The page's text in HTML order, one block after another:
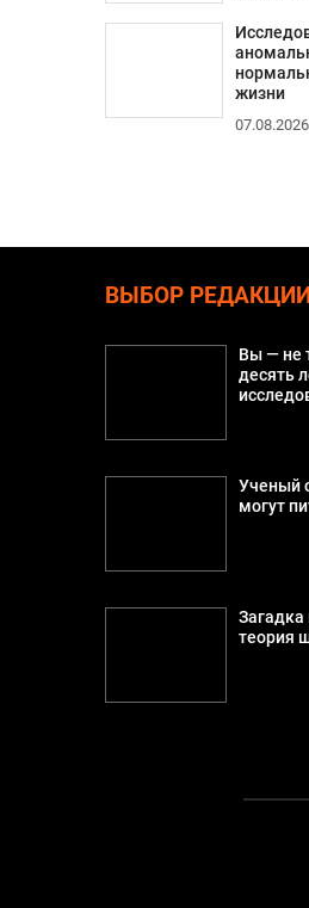
жизни
07.08.2026
ВЫБОР
Вы — не
десять
Ученый
могут
теория